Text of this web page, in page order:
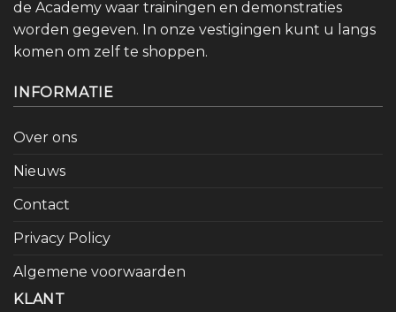
de Academy waar trainingen en demonstraties
worden gegeven. In onze vestigingen kunt u langs
komen om zelf te shoppen.
INFORMATIE
Over ons
Nieuws
Contact
Privacy Policy
Algemene voorwaarden
KLANT